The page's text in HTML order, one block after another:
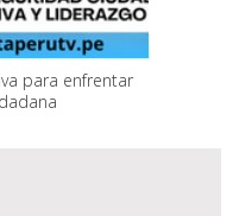
para enfrentar